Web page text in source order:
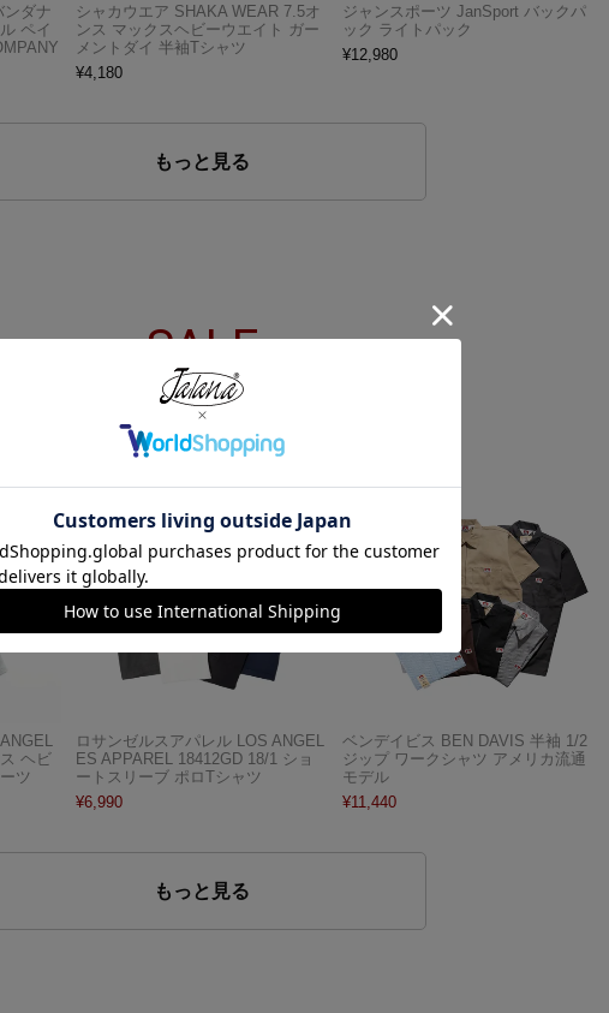
ンダナ
ペイ
シャカウエア SHAKA WEAR 7.5オ
ンス マックスヘビーウエイト ガー
メントダイ 半袖Tシャツ
¥4,180
ジャンスポーツ JanSport バックパ
ック ライトパック
¥12,980
もっと見る
SALE
セール
2026.06.25更新
ヘビ
ツ
ロサンゼルスアパレル LOS ANGEL
ES APPAREL 18412GD 18/1 ショ
ートスリーブ ポロTシャツ
¥6,990
ベンデイビス BEN DAVIS 半袖 1/2
ジップ ワークシャツ アメリカ流通
モデル
¥11,440
もっと見る